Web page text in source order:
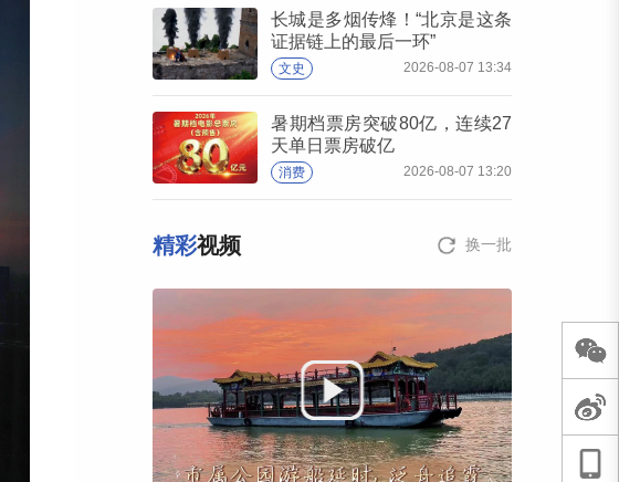
长城是多烟传烽！“北京是这条
证据链上的最后一环”
文史 2026-08-07 13:34
暑期档票房突破80亿，连续27
天单日票房破亿
消费 2026-08-07 13:20
精彩视频 换一批